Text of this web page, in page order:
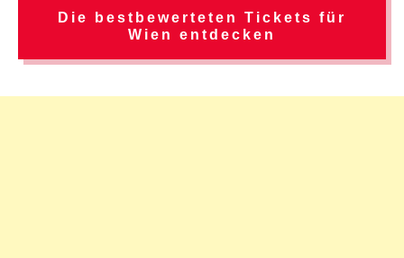
Die bestbewerteten Tickets für
Wien entdecken